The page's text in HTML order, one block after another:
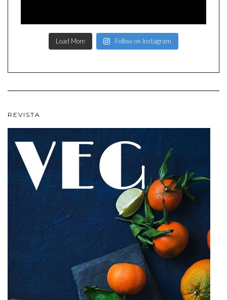
Load More Follow on Instagram
REVISTA